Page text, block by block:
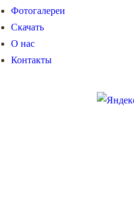
Фотогалереи
Скачать
О нас
Контакты